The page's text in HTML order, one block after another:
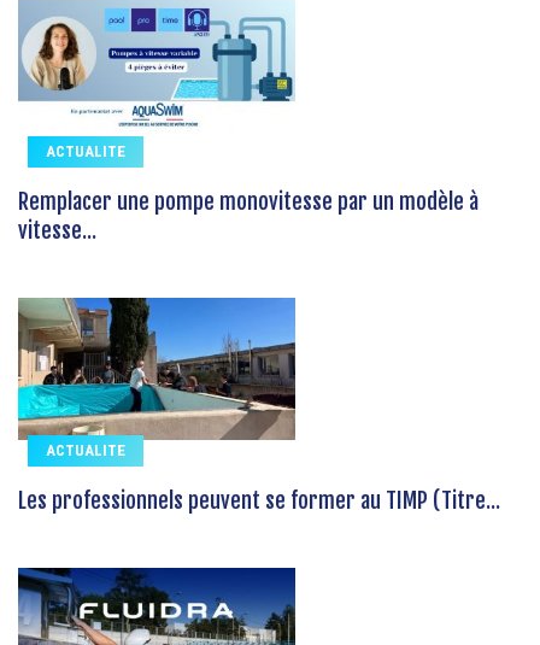
ACTUALITE
Remplacer une pompe monovitesse par un modèle à
vitesse...
ACTUALITE
Les professionnels peuvent se former au TIMP (Titre...